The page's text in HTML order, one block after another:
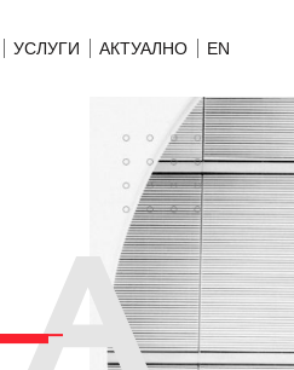
УСЛУГИ АКТУАЛНО EN